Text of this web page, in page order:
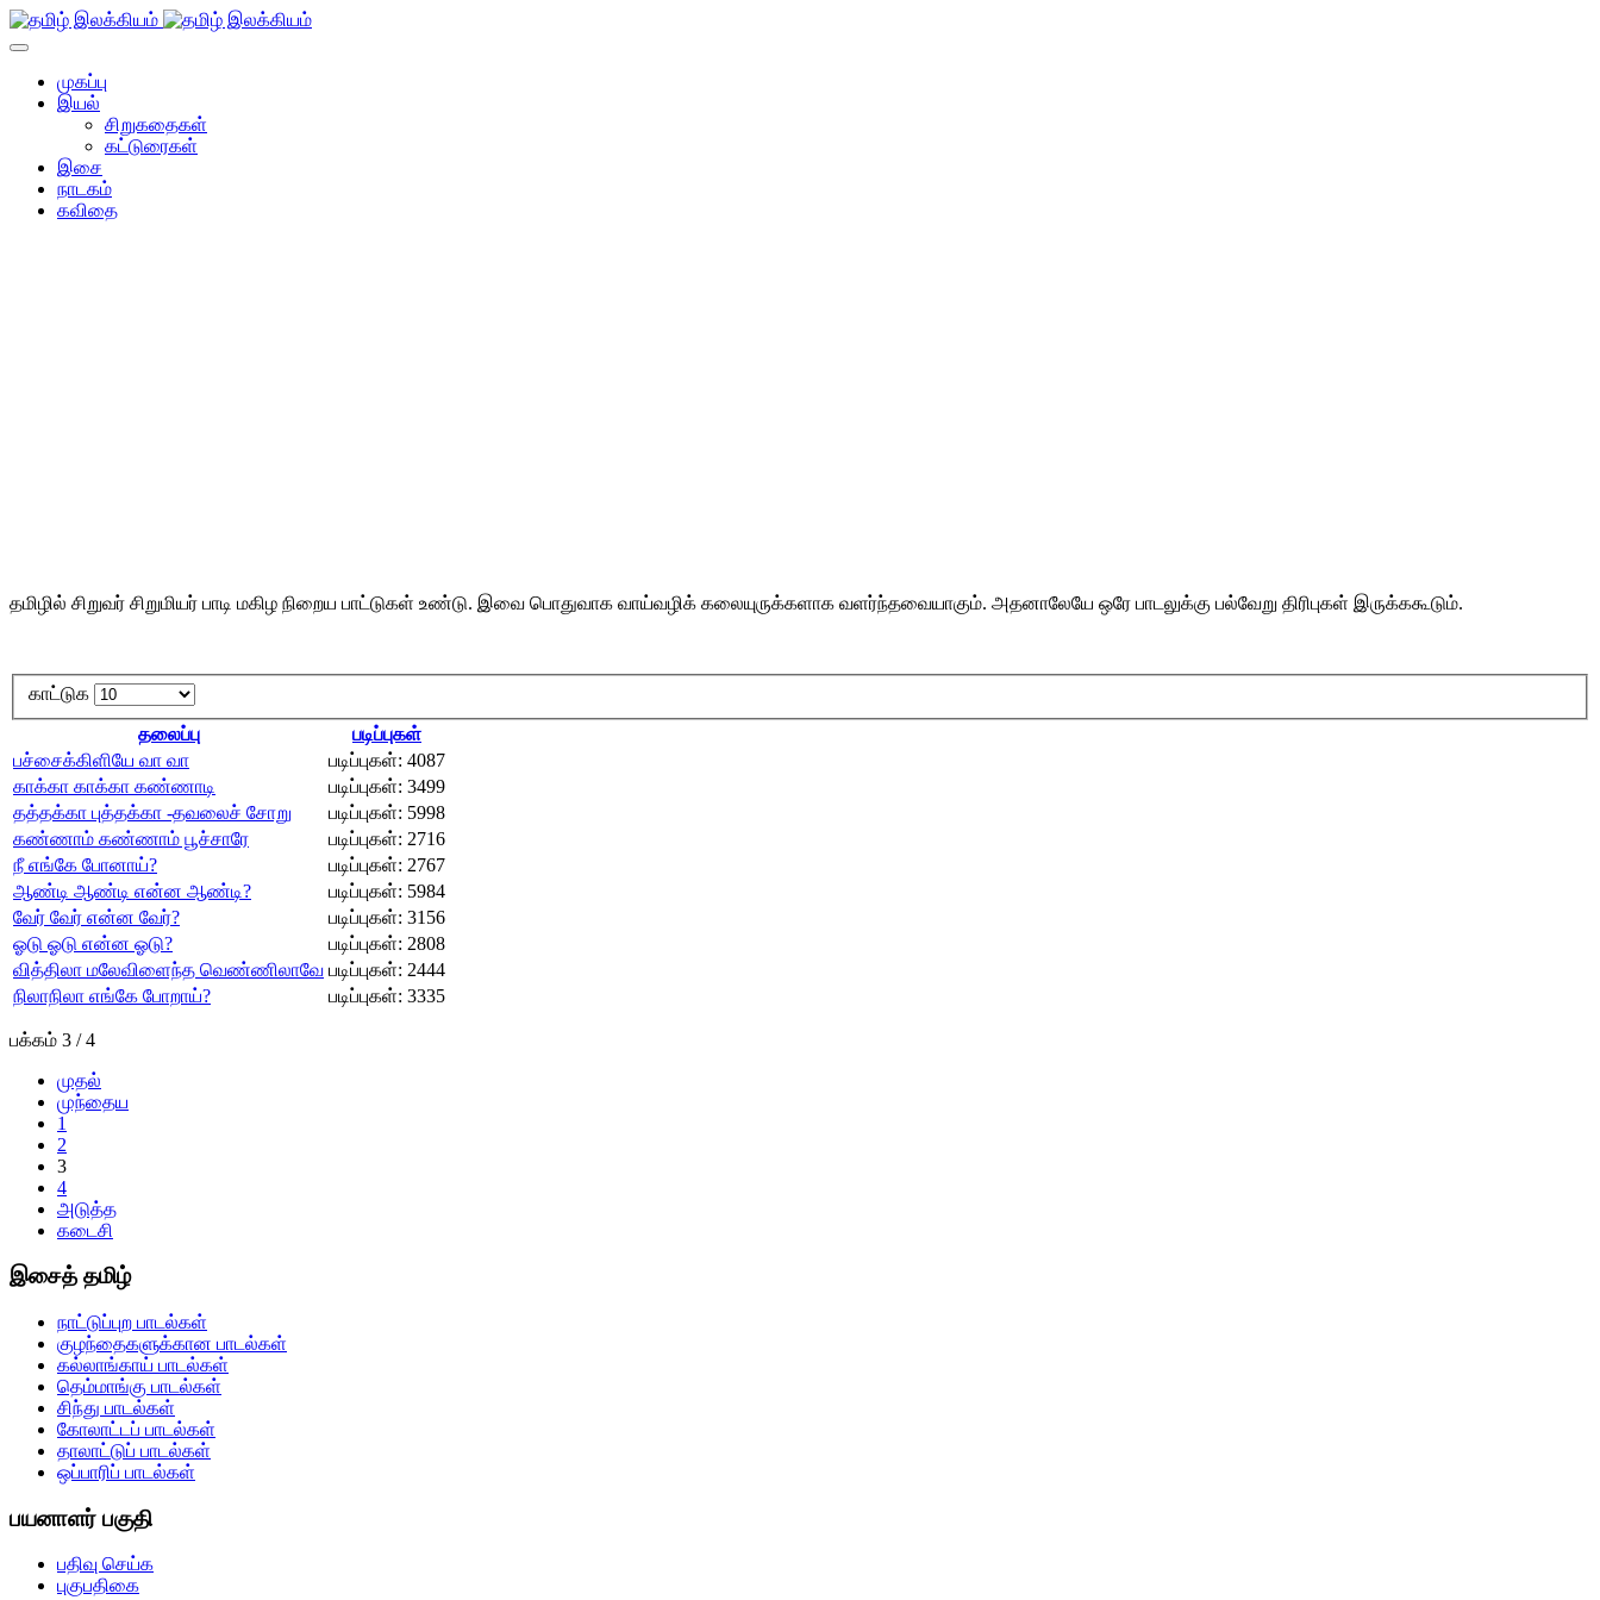
முகப்பு
இயல்
சிறுகதைகள்
கட்டுரைகள்
இசை
நாடகம்
கவிதை
தமிழில் சிறுவர் சிறுமியர் பாடி மகிழ நிறைய பாட்டுகள் உண்டு. இவை பொதுவாக வாய்வழிக் கலையுருக்களாக வளர்ந்தவையாகும். அதனாலேயே ஒரே பாடலுக்கு பல்வேறு திரிபுகள் இருக்ககூடும்.
காட்டுக
தலைப்பு
படிப்புகள்
பச்சைக்கிளியே வா வா
படிப்புகள்: 4087
காக்கா காக்கா கண்ணாடி
படிப்புகள்: 3499
தத்தக்கா புத்தக்கா -தவலைச் சோறு
படிப்புகள்: 5998
கண்ணாம் கண்ணாம் பூச்சாரே
படிப்புகள்: 2716
நீ எங்கே போனாய்?
படிப்புகள்: 2767
ஆண்டி ஆண்டி என்ன ஆண்டி?
படிப்புகள்: 5984
வேர் வேர் என்ன வேர்?
படிப்புகள்: 3156
ஓடு ஓடு என்ன ஓடு?
படிப்புகள்: 2808
வித்திலா மலேவிளைந்த வெண்ணிலாவே படிப்புகள்: 2444
நிலாநிலா எங்கே போறாய்?
படிப்புகள்: 3335
பக்கம் 3 / 4
முதல்
முந்தைய
1
2
3
4
அடுத்த
கடைசி
இசைத் தமிழ்
நாட்டுப்புற பாடல்கள்
குழந்தைகளுக்கான பாடல்கள்
கல்லாங்காய் பாடல்கள்
தெம்மாங்கு பாடல்கள்
சிந்து பாடல்கள்
கோலாட்டப் பாடல்கள்
தாலாட்டுப் பாடல்கள்
ஒப்பாரிப் பாடல்கள்
பயனாளர் பகுதி
பதிவு செய்க
புகுபதிகை